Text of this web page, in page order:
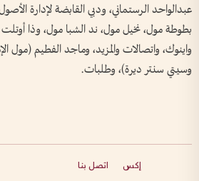
عبدالواحد الرستماني، ودبي القابضة لإدارة
بطوطة مول، نخيل مول، ند الشبا مول، وذا أوتلت
واينوك، واتصالات والمزيد، وماجد الفطيم (مول
وسيتي سنتر ديرة)، وطلبات.
إكس
اتصل بنا